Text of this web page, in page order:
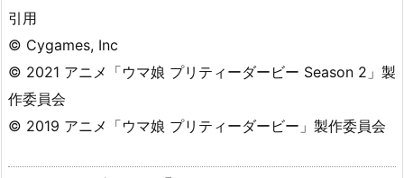
引用
© Cygames, Inc
© 2021 アニメ「ウマ娘 プリティーダービー Season 2」製
作委員会
© 2019 アニメ「ウマ娘 プリティーダービー」製作委員会